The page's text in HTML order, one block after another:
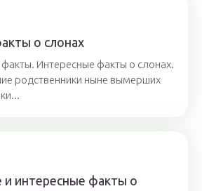
о слонах
Интересные факты о слонах.
родственники ныне вымерших
и интересные факты о